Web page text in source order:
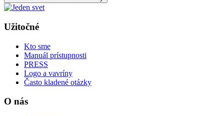
Užitočné
Kto sme
Manuál prístupnosti
PRESS
Logo a vavríny
Často kladené otázky
O nás